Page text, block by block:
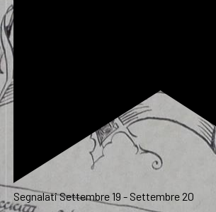
SegnalatiSettembre 19 - Settembre 20